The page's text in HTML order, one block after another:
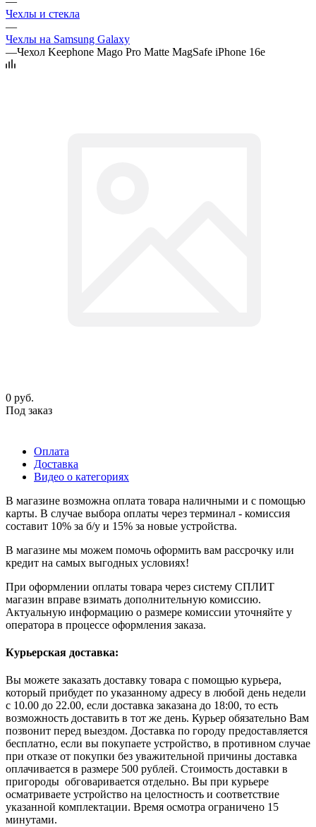
Чехлы и стекла
—
Чехлы на Samsung Galaxy
—Чехол Keephone Mago Pro Matte MagSafe iPhone 16e
0 руб.
Под заказ
Оплата
Доставка
Видео о категориях
В магазине возможна оплата товара наличными и с помощью
карты. В случае выбора оплаты через терминал - комиссия
составит 10% за б/у и 15% за новые устройства.
В магазине мы можем помочь оформить вам рассрочку или
кредит на самых выгодных условиях!
При оформлении оплаты товара через систему СПЛИТ
магазин вправе взимать дополнительную комиссию.
Актуальную информацию о размере комиссии уточняйте у
оператора в процессе оформления заказа.
Курьерская доставка:
Вы можете заказать доставку товара с помощью курьера,
который прибудет по указанному адресу в любой день недели
с 10.00 до 22.00, если доставка заказана до 18:00, то есть
возможность доставить в тот же день. Курьер обязательно Вам
позвонит перед выездом. Доставка по городу предоставляется
бесплатно, если вы покупаете устройство, в противном случае
при отказе от покупки без уважительной причины доставка
оплачивается в размере 500 рублей. Стоимость доставки в
пригороды обговаривается отдельно. Вы при курьере
осматриваете устройство на целостность и соответствие
указанной комплектации. Время осмотра ограничено 15
минутами.